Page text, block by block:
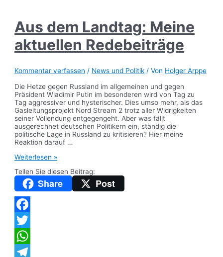
Aus dem Landtag: Meine
aktuellen Redebeiträge
Kommentar verfassen / News und Politik / Von Holger Arppe
Die Hetze gegen Russland im allgemeinen und gegen
Präsident Wladimir Putin im besonderen wird von Tag zu
Tag aggressiver und hysterischer. Dies umso mehr, als das
Gasleitungsprojekt Nord Stream 2 trotz aller Widrigkeiten
seiner Vollendung entgegengeht. Aber was fällt
ausgerechnet deutschen Politikern ein, ständig die
politische Lage in Russland zu kritisieren? Hier meine
Reaktion darauf …
Aus
Landtag:
Meine
aktuellen
Redebeiträge
Weiterlesen »
Teilen Sie diesen Beitrag:
Share Post
Facebook
Twitter
WhatsApp